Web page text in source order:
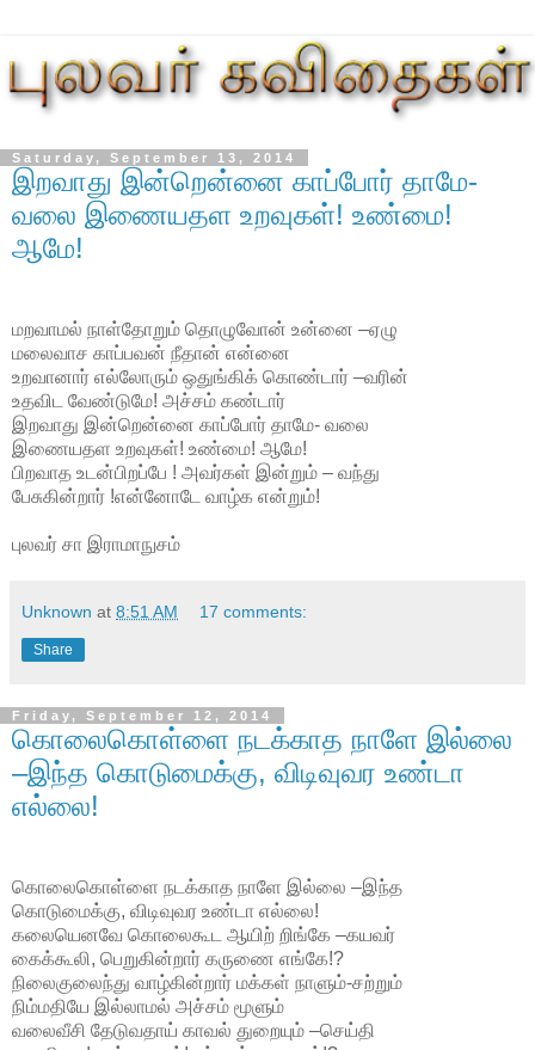
Saturday, September 13, 2014
இறவாது இன்றென்னை காப்போர் தாமே-
வலை இணையதள உறவுகள்! உண்மை!
ஆமே!
மறவாமல் நாள்தோறும் தொழுவோன் உன்னை –ஏழு
மலைவாச காப்பவன் நீதான் என்னை
உறவானார் எல்லோரும் ஒதுங்கிக் கொண்டார் –வரின்
உதவிட வேண்டுமே! அச்சம் கண்டார்
இறவாது இன்றென்னை காப்போர் தாமே- வலை
இணையதள உறவுகள்! உண்மை! ஆமே!
பிறவாத உடன்பிறப்பே ! அவர்கள் இன்றும் – வந்து
பேசுகின்றார் !என்னோடே வாழ்க என்றும்!
புலவர் சா இராமாநுசம்
Unknown at 8:51 AM 17 comments:
Share
Friday, September 12, 2014
கொலைகொள்ளை நடக்காத நாளே இல்லை
–இந்த கொடுமைக்கு, விடிவுவர உண்டா
எல்லை!
கொலைகொள்ளை நடக்காத நாளே இல்லை –இந்த
கொடுமைக்கு, விடிவுவர உண்டா எல்லை!
கலையெனவே கொலைகூட ஆயிற் றிங்கே –கயவர்
கைக்கூலி, பெறுகின்றார் கருணை எங்கே!?
நிலைகுலைந்து வாழ்கின்றார் மக்கள் நாளும்-சற்றும்
நிம்மதியே இல்லாமல் அச்சம் மூளும்
வலைவீசி தேடுவதாய் காவல் துறையும் –செய்தி